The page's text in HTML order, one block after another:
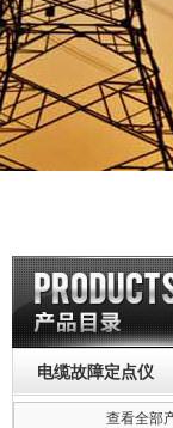
电缆故障定点仪
查看全部